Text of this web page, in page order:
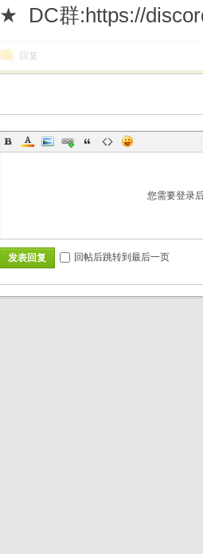
★ DC群:https://
回复
您需要登录
发表回复 回帖后跳转到最后一页